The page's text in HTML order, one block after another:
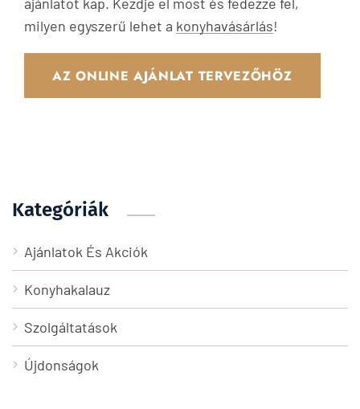
milyen egyszerű lehet a konyhavásárlás!
AZ ONLINE AJÁNLAT TERVEZŐHÖZ
Kategóriák
Ajánlatok És Akciók
Konyhakalauz
Szolgáltatások
Újdonságok